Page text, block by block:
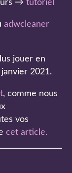
→ tutoriel
adwcleaner
jouer en
janvier 2021.
, comme nous
vos
cet article.